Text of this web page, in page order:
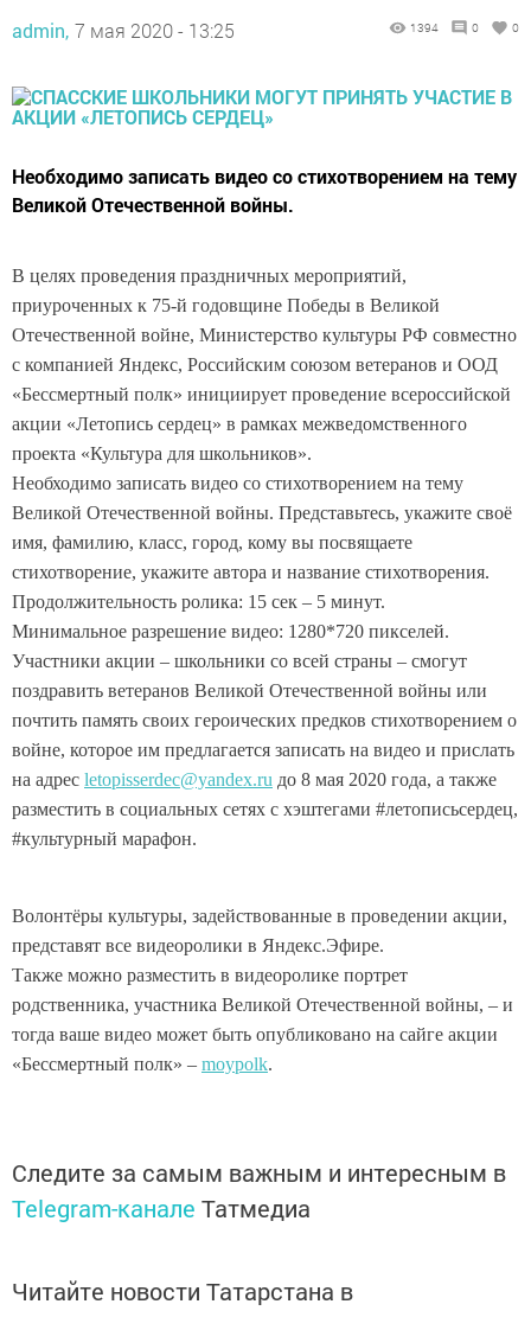
admin, 7 мая 2020 - 13:25 1394 0 0
Необходимо записать видео со стихотворением на тему
Великой Отечественной войны.
В целях проведения праздничных мероприятий,
приуроченных к 75-й годовщине Победы в Великой
Отечественной войне, Министерство культуры РФ совместно
с компанией Яндекс, Российским союзом ветеранов и ООД
«Бессмертный полк» инициирует проведение всероссийской
акции «Летопись сердец» в рамках межведомственного
проекта «Культура для школьников».
Необходимо записать видео со стихотворением на тему
Великой Отечественной войны. Представьтесь, укажите своё
имя, фамилию, класс, город, кому вы посвящаете
стихотворение, укажите автора и название стихотворения.
Продолжительность ролика: 15 сек – 5 минут.
Минимальное разрешение видео: 1280*720 пикселей.
Участники акции – школьники со всей страны – смогут
поздравить ветеранов Великой Отечественной войны или
почтить память своих героических предков стихотворением о
войне, которое им предлагается записать на видео и прислать
на адрес letopisserdec@yandex.ru до 8 мая 2020 года, а также
разместить в социальных сетях с хэштегами #летописьсердец,
#культурный марафон.
Волонтёры культуры, задействованные в проведении акции,
представят все видеоролики в Яндекс.Эфире.
Также можно разместить в видеоролике портрет
родственника, участника Великой Отечественной войны, – и
тогда ваше видео может быть опубликовано на сайге акции
«Бессмертный полк» – moypolk.
Следите за самым важным и интересным в
Telegram-канале Татмедиа
Читайте новости Татарстана в